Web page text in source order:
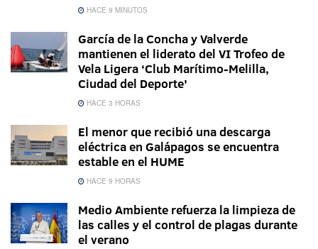
HACE 9 MINUTOS
García de la Concha y Valverde
mantienen el liderato del VI Trofeo de
Vela Ligera ‘Club Marítimo-Melilla,
Ciudad del Deporte’
HACE 3 HORAS
El menor que recibió una descarga
eléctrica en Galápagos se encuentra
estable en el HUME
HACE 9 HORAS
Medio Ambiente refuerza la limpieza de
las calles y el control de plagas durante
el verano